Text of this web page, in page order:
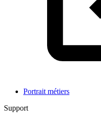
Portrait métiers
Support